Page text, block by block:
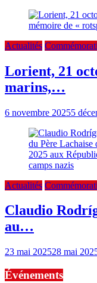
Actualités
Lorient, 21
marins,…
6 novembre 20255
Actualités
Claudio
au…
23 mai 202528 mai
Événements